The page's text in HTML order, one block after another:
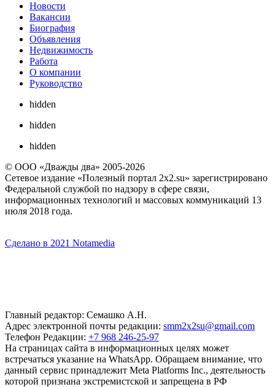
Новости
Вакансии
Биография
Объявления
Недвижимость
Работа
О компании
Руководство
hidden
hidden
hidden
© ООО «Дважды два» 2005-2026
Сетевое издание «Полезный портал 2x2.su» зарегистрировано
Федеральной службой по надзору в сфере связи,
информационных технологий и массовых коммуникаций 13
июля 2018 года.
Сделано в 2021 Notamedia
Главный редактор: Семашко А.Н.
Адрес электронной почты редакции: smm2x2su@gmail.com
Телефон Редакции: +7 968 246-25-97
На страницах сайта в информационных целях может
встречаться указание на WhatsApp. Обращаем внимание, что
данный сервис принадлежит Meta Platforms Inc., деятельность
которой признана экстремистской и запрещена в РФ